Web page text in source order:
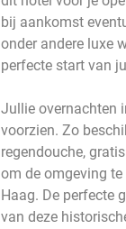
bij aankomst
onder andere luxe
perfecte start van
Jullie overnachten
voorzien. Zo
regendouche,
om de omgeving
Haag. De perfecte
van deze